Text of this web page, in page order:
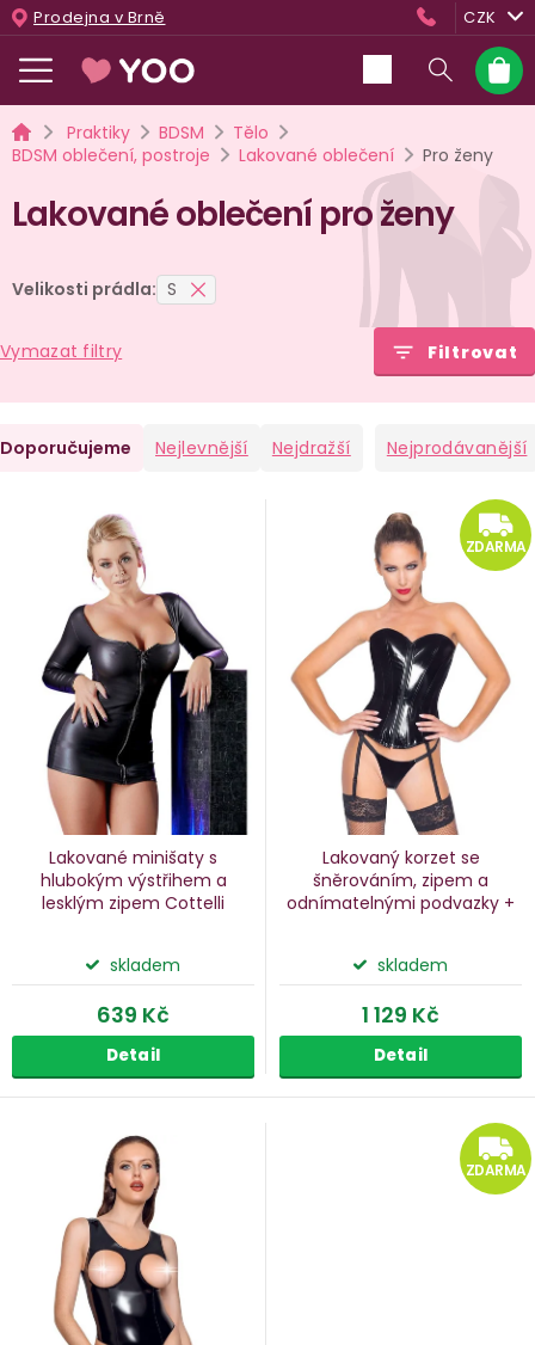
Přejít
na
obsah
Prodejna v Brně CZK
košík
DomůPraktiky BDSM
Tělo
BDSM oblečení, postroje
Lakované oblečení Pro ženy
Lakované oblečení pro ženy
Velikosti prádla: S
Vymazat filtry Filtrovat
Doporučujeme Nejlevnější Nejdražší Nejprodávanější
Lakované minišaty s
hlubokým výstřihem a
lesklým zipem Cottelli
skladem
639 Kč
Detail
ZDARMA
Lakovaný korzet se
šněrováním, zipem a
odnímatelnými podvazky +
skladem
1 129 Kč
Detail
ZDARMA